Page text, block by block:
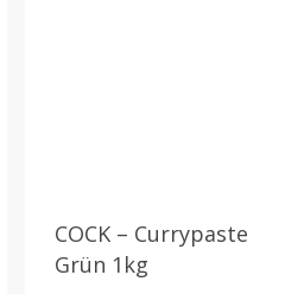
COCK – Currypaste
Grün 1kg